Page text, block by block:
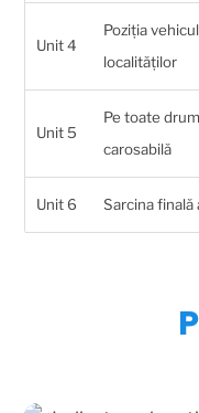
Unit 4
Poziția
localităților
Unit 5
Pe toate
carosabilă
Unit 6 Sarcina finală